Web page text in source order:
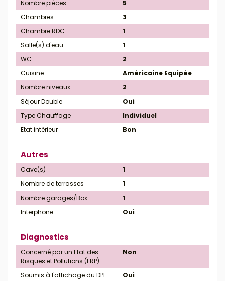
Nombre pièces
5
Chambres
3
Chambre RDC
1
Salle(s) d'eau
1
WC
2
Cuisine
Américaine Equipée
Nombre niveaux
2
Séjour Double
Oui
Type Chauffage
Individuel
Etat intérieur
Bon
Autres
Cave(s)
1
Nombre de terrasses
1
Nombre garages/Box
1
Interphone
Oui
Diagnostics
Concerné par un Etat des
Risques et Pollutions (ERP)
Non
Soumis à l'affichage du DPE
Oui